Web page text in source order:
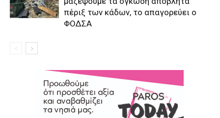
πέριξ των κάδων, το απαγορεύει ο
ΦΟΔΣΑ